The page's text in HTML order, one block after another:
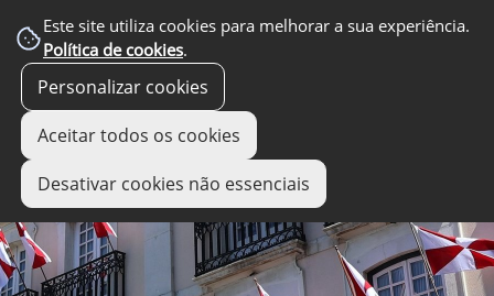
Este site utiliza cookies para melhorar a sua experiência.
Política de cookies.
Personalizar cookies
Aceitar todos os cookies
Desativar cookies não essenciais